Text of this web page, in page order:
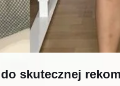
skutecznej